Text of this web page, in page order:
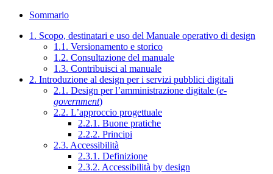
Sommario
1. Scopo, destinatari e uso del Manuale operativo di design
1.1. Versionamento e storico
1.2. Consultazione del manuale
1.3. Contribuisci al manuale
2. Introduzione al design per i servizi pubblici digitali
2.1. Design per l’amministrazione digitale (e-
government)
2.2. L’approccio progettuale
2.2.1. Buone pratiche
2.2.2. Principi
2.3. Accessibilità
2.3.1. Definizione
2.3.2. Accessibilità by design